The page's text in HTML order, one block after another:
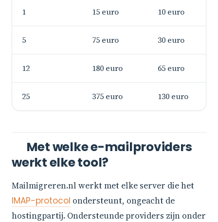
1 15 euro 10 euro
5 75 euro 30 euro
12 180 euro 65 euro
25 375 euro 130 euro
Met welke e-mailproviders
werkt elke tool?
Mailmigreren.nl werkt met elke server die het
IMAP-protocol ondersteunt, ongeacht de
hostingpartij. Ondersteunde providers zijn onder